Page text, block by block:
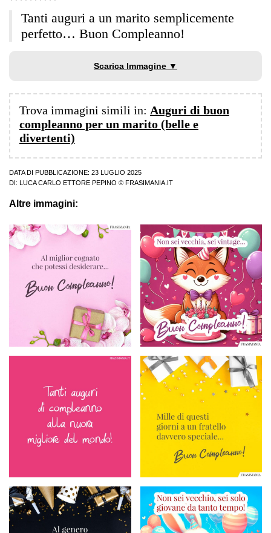
Tanti auguri a un marito semplicemente
perfetto… Buon Compleanno!
Scarica Immagine ▼
Trova immagini simili in: Auguri di buon
compleanno per un marito (belle e
divertenti)
DATA DI PUBBLICAZIONE: 23 LUGLIO 2025
DI:
LUCA CARLO ETTORE PEPINO © FRASIMANIA.IT
Altre immagini: